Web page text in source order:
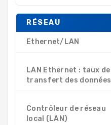
RÉSEAU
Ethernet/LAN
LAN Ethernet : taux de
transfert des données
Contrôleur de réseau
local (LAN)